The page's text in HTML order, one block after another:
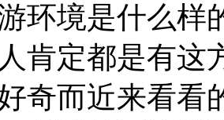
环境是什么样
肯定都是有这
奇而近来看看